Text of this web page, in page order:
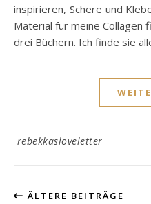
inspirieren, Schere und
Material für meine Collagen
drei Büchern. Ich finde sie
rebekkasloveletter
ÄLTERE BEITRÄGE